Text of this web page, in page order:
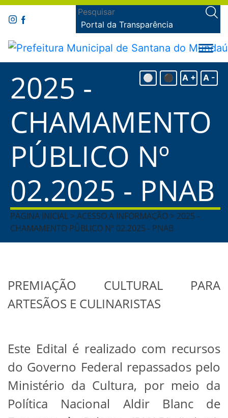
Portal da Transparência
2025 -
CHAMAMENTO
PÚBLICO Nº
02.2025 - PNAB
PÁGINA INICIAL > ACESSO A INFORMAÇÃO > 2025 -
CHAMAMENTO PÚBLICO Nº 02.2025 - PNAB
A -
A +
⚫
⚪
PREMIAÇÃO CULTURAL PARA
ARTESÃOS E CULINARISTAS
Este Edital é realizado com recursos
do Governo Federal repassados pelo
Ministério da Cultura, por meio da
Política Nacional Aldir Blanc de